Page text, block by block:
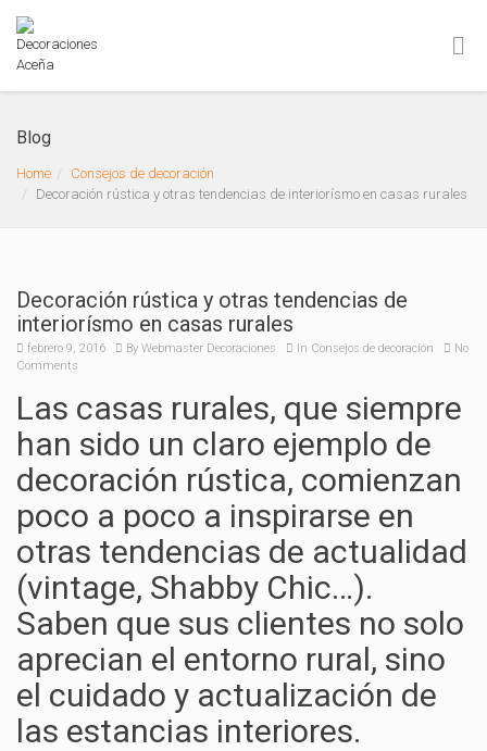
Blog
Home
Consejos de decoración
Decoración rústica y otras tendencias de interiorísmo en casas rurales
Decoración rústica y otras tendencias de
interiorísmo en casas rurales
febrero 9, 2016 By Webmaster Decoraciones In Consejos de decoración
No
Comments
Las casas rurales, que siempre
han sido un claro ejemplo de
decoración rústica, comienzan
poco a poco a inspirarse en
otras tendencias de actualidad
(vintage, Shabby Chic…).
Saben que sus clientes no solo
aprecian el entorno rural, sino
el cuidado y actualización de
las estancias interiores.